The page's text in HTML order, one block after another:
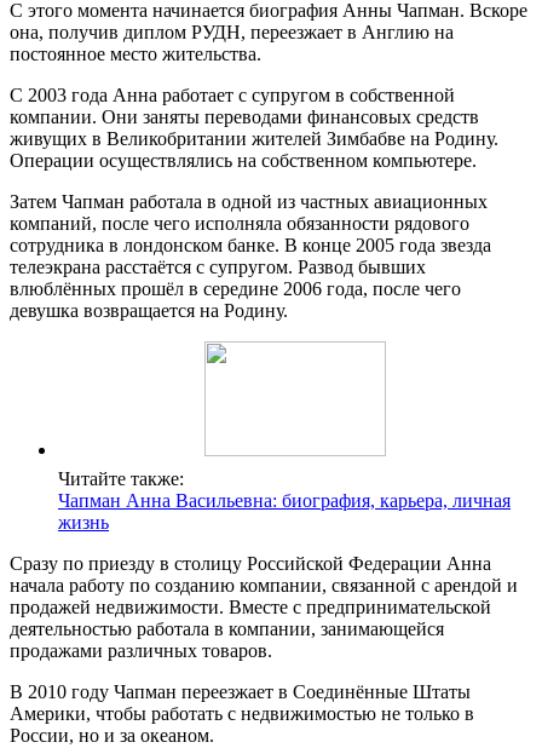
С этого момента начинается биография Анны Чапман. Вскоре
она, получив диплом РУДН, переезжает в Англию на
постоянное место жительства.
С 2003 года Анна работает с супругом в собственной
компании. Они заняты переводами финансовых средств
живущих в Великобритании жителей Зимбабве на Родину.
Операции осуществлялись на собственном компьютере.
Затем Чапман работала в одной из частных авиационных
компаний, после чего исполняла обязанности рядового
сотрудника в лондонском банке. В конце 2005 года звезда
телеэкрана расстаётся с супругом. Развод бывших
влюблённых прошёл в середине 2006 года, после чего
девушка возвращается на Родину.
Читайте также:
Чапман Анна Васильевна: биография, карьера, личная
жизнь
Сразу по приезду в столицу Российской Федерации Анна
начала работу по созданию компании, связанной с арендой и
продажей недвижимости. Вместе с предпринимательской
деятельностью работала в компании, занимающейся
продажами различных товаров.
В 2010 году Чапман переезжает в Соединённые Штаты
Америки, чтобы работать с недвижимостью не только в
России, но и за океаном.